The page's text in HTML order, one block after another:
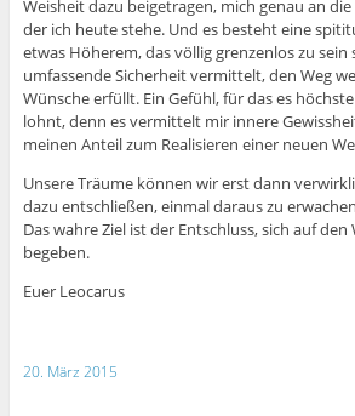
Weisheit dazu beigetragen, mich genau an
der ich heute stehe. Und es besteht eine
etwas Höherem, das völlig grenzenlos zu
umfassende Sicherheit vermittelt, den Weg
Wünsche erfüllt. Ein Gefühl, für das es
lohnt, denn es vermittelt mir innere
meinen Anteil zum Realisieren einer neuen
Unsere Träume können wir erst dann
dazu entschließen, einmal daraus zu
Das wahre Ziel ist der Entschluss, sich auf
begeben.
Euer Leocarus
20. März 2015